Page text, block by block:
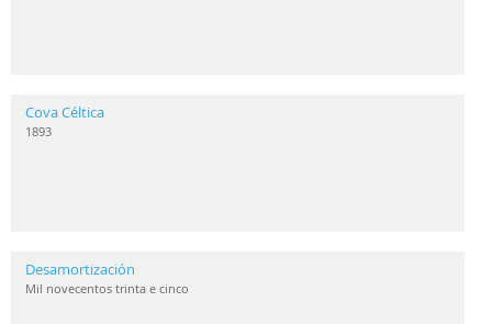
Cova Céltica
1893
Desamortización
Mil novecentos trinta e cinco